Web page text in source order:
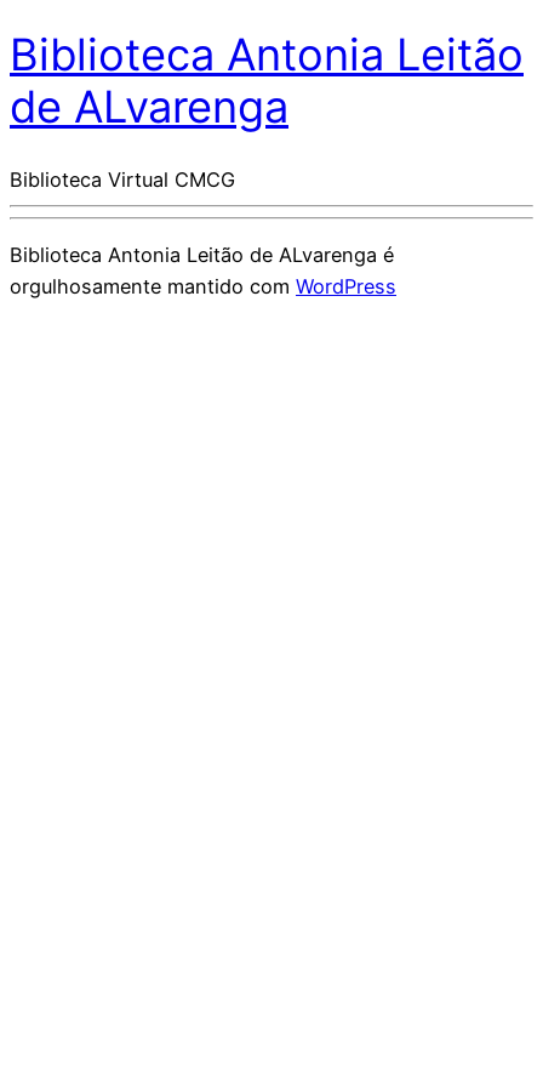
Biblioteca Antonia Leitão
de ALvarenga
Biblioteca Virtual CMCG
Biblioteca Antonia Leitão de ALvarenga é
orgulhosamente mantido com WordPress